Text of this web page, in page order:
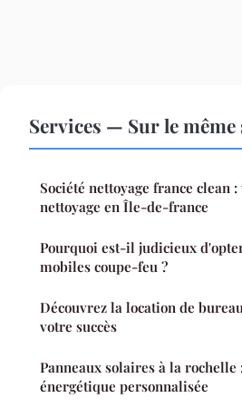
Services — Sur le même
Société nettoyage france clean
nettoyage en Île-de-france
Pourquoi est-il judicieux
mobiles coupe-feu ?
Découvrez la location de
votre succès
Panneaux solaires à la
énergétique personnalisée